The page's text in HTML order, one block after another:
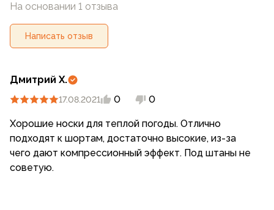
На основании 1 отзыва
Написать отзыв
Дмитрий Х.
17.08.2021 0 0
Хорошие носки для теплой погоды. Отлично
подходят к шортам, достаточно высокие, из-за
чего дают компрессионный эффект. Под штаны не
советую.